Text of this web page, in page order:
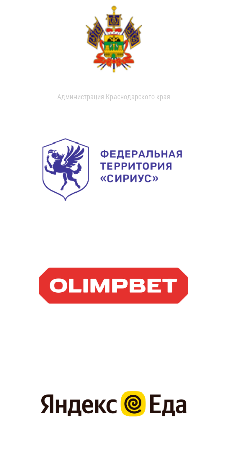
Администрация Краснодарского края